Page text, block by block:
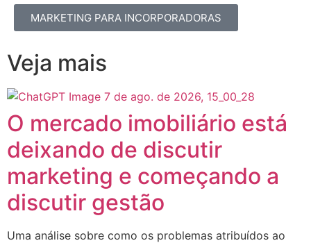
MARKETING PARA INCORPORADORAS
Veja mais
O mercado imobiliário está
deixando de discutir
marketing e começando a
discutir gestão
Uma análise sobre como os problemas atribuídos ao